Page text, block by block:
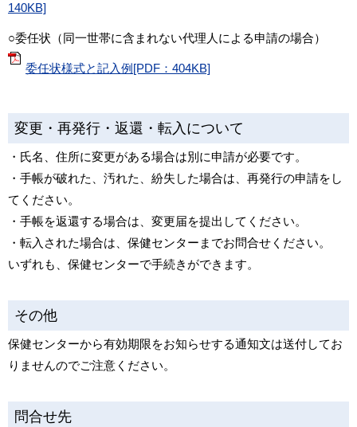
140KB]
○委任状（同一世帯に含まれない代理人による申請の場合）
委任状様式と記入例[PDF：404KB]
変更・再発行・返還・転入について
・氏名、住所に変更がある場合は別に申請が必要です。
・手帳が破れた、汚れた、紛失した場合は、再発行の申請をし
てください。
・手帳を返還する場合は、変更届を提出してください。
・転入された場合は、保健センターまでお問合せください。
いずれも、保健センターで手続きができます。
その他
保健センターから有効期限をお知らせする通知文は送付してお
りませんのでご注意ください。
問合せ先